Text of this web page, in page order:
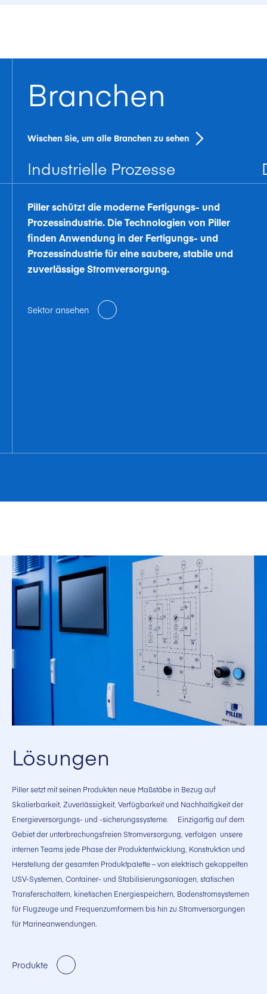
Branchen
Wischen Sie, um alle Branchen zu sehen
Industrielle Prozesse
Piller schützt die moderne Fertigungs- und
Prozessindustrie. Die Technologien von Piller
finden Anwendung in der Fertigungs- und
Prozessindustrie für eine saubere, stabile und
zuverlässige Stromversorgung.
Sektor ansehen
Lösungen
Piller setzt mit seinen Produkten neue Maßstäbe in Bezug auf
Skalierbarkeit, Zuverlässigkeit, Verfügbarkeit und Nachhaltigkeit der
Energieversorgungs- und -sicherungssysteme. Einzigartig auf dem
Gebiet der unterbrechungsfreien Stromversorgung, verfolgen unsere
internen Teams jede Phase der Produktentwicklung, Konstruktion und
Herstellung der gesamten Produktpalette – von elektrisch gekoppelten
USV-Systemen, Container- und Stabilisierungsanlagen, statischen
Transferschaltern, kinetischen Energiespeichern, Bodenstromsystemen
für Flugzeuge und Frequenzumformern bis hin zu Stromversorgungen
für Marineanwendungen.
Produkte